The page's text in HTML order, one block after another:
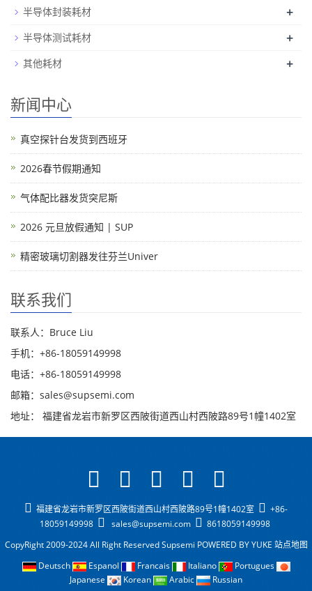
半导体封装耗材 +
半导体测试耗材 +
其他耗材 +
新闻中心
真空探针台发货到西班牙
2026春节假期通知
气体配比器发货突尼斯
2026 元旦放假通知 | SUP
精密玻璃切割器发往芬兰Univer
联系我们
联系人：Bruce Liu
手机：+86-18059149998
电话：+86-18059149998
邮箱：sales@supsemi.com
地址： 福建省龙岩市新罗区西陂街道西山村西陂路89号1幢1402室
福建省龙岩市新罗区西陂街道西山村西陂路89号1幢1402室
+86-
18059149998
sales@supsemi.com
8618059149998
CopyRight 2009-2024 All Right Reserved Supsemi POWERED BY YUKE 站点地图
Deutsch
Espanol Francais Italiano
Portugues
Japanese
Korean Arabic Russian